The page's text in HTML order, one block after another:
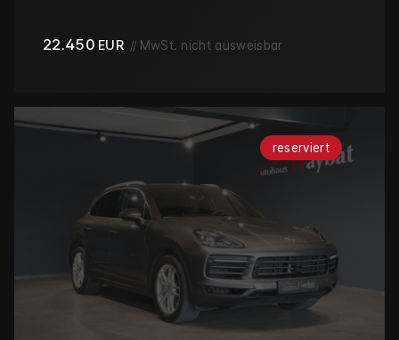
22.450 EUR // MwSt. nicht ausweisbar
reserviert